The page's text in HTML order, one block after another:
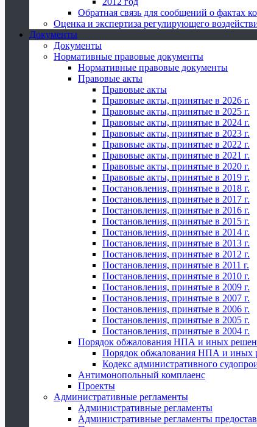
Обратная связь для сообщений о фактах
Оценка и экспертиза регулирующего
Документы
Документы
Нормативные правовые документы
Нормативные правовые документы
Правовые акты
Правовые акты
Правовые акты, принятые в 2026 г.
Правовые акты, принятые в 2025 г.
Правовые акты, принятые в 2024 г.
Правовые акты, принятые в 2023 г.
Правовые акты, принятые в 2022 г.
Правовые акты, принятые в 2021 г.
Правовые акты, принятые в 2020 г.
Правовые акты, принятые в 2019 г.
Постановления, принятые в 2018 г.
Постановления, принятые в 2017 г.
Постановления, принятые в 2016 г.
Постановления, принятые в 2015 г.
Постановления, принятые в 2014 г.
Постановления, принятые в 2013 г.
Постановления, принятые в 2012 г.
Постановления, принятые в 2011 г.
Постановления, принятые в 2010 г.
Постановления, принятые в 2009 г.
Постановления, принятые в 2007 г.
Постановления, принятые в 2006 г.
Постановления, принятые в 2005 г.
Постановления, принятые в 2004 г.
Порядок обжалования НПА и иных
Порядок обжалования НПА и иных
Кодекс административного
Антимонопольный комплаенс
Проекты
Административные регламенты
Административные регламенты
Административные регламенты